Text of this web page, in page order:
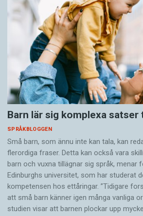
Barn lär sig komplexa satser
SPRÅKBLOGGEN
Små barn, som ännu inte kan tala, kan
flerordiga fraser. Detta kan också vara
barn och vuxna tillägnar sig språk, menar
Edinburghs universitet, som har studerat
kompetensen hos ettåringar. ”Tidigare
att små barn känner igen många vanliga
studien visar att barnen plockar upp